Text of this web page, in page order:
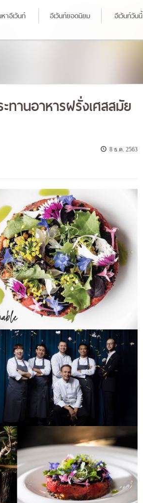
าอีเว้นท์ อีเว้นท์ยอดนิยม อีเว้นท์วันนี้
านอาหารฝรั่งเศสสมัย
8 ธ.ค. 2563